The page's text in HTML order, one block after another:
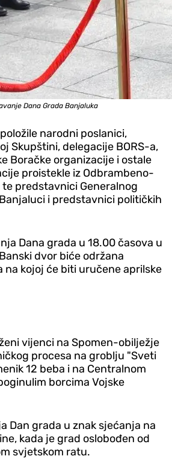
Dana Grada Banjaluka
narodni poslanici,
Skupštini, delegacije BORS-a,
Boračke organizacije i ostale
proistekle iz Odbrambeno-
predstavnici Generalnog
i predstavnici političkih
Dana grada u 18.00 časova u
dvor biće održana
na kojoj će biti uručene aprilske
vijenci na Spomen-obilježje
procesa na groblju "Sveti
12 beba i na Centralnom
borcima Vojske
Dan grada u znak sjećanja na
kada je grad oslobođen od
svjetskom ratu.